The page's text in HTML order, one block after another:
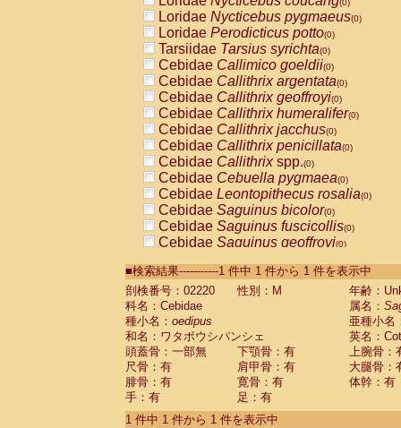
(0)
Loridae Nycticebus pygmaeus(0)
Loridae Perodicticus potto(0)
Tarsiidae Tarsius syrichta(0)
Cebidae Callimico goeldii(0)
Cebidae Callithrix argentata(0)
Cebidae Callithrix geoffroyi(0)
Cebidae Callithrix humeralifer(0)
Cebidae Callithrix jacchus(0)
Cebidae Callithrix penicillata(0)
Cebidae Callithrixspp.(0)
Cebidae Cebuella pygmaea(0)
Cebidae Leontopithecus rosalia(0)
Cebidae Saguinus bicolor(0)
Cebidae Saguinus fuscicollis(0)
Cebidae Saguinus geoffroyi(0)
CebidaeSaguinus labiatus(0)
Cebidae Saguinus leucopus (0)
Cebidae
Cebidae
CebidaeSaguinus nigricollis (0)
Cebidae Saguinus oedipus
Cebidae Saguinus weddelli
Cebidae Saguinusspp.
Cebidae Aotus trivirgatus
Cebidae Cebus albifrons
■検索結果-----------1 件中 1 件から 1 件を表示中
剖検番号：02220
性別：M
年齢：
科名：Cebidae
属名：
種小名： oedipus
亜種小名
和名：ワタボウシパンシェ
英名：
頭蓋骨：一部無
下顎骨：有
上腕骨：
尺骨：有
肩甲骨：有
大腿骨：
腓骨：有
寛骨：有
体幹：有
手：有
足：有
1 件中 1 件から 1 件を表示中